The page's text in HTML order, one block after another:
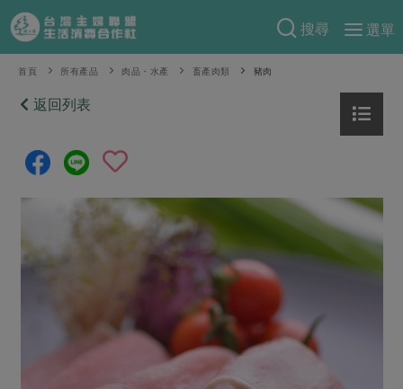
搜尋
選單
產品分類
當季蔬果
芽苗類
辛香料類
奶蛋豆・五穀
米麵雜糧
食譜料理
食材
肉食
特別企畫
預購活動
把最好的台灣味帶回家！
防災用品預購圓滿結束
2026年端午節預購圓滿結束
觀點文章
一籃菜真心話
合作聯合國
生活提案
親子食育
關於合作社
首頁 所有產品 肉品・水產 畜產肉類 豬肉
返回列表